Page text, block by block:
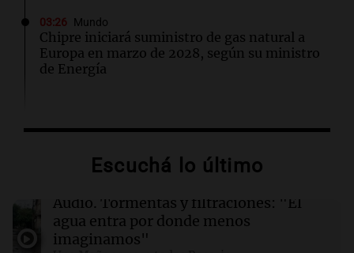
03:26 Mundo
Chipre iniciará suministro de gas natural a
Europa en marzo de 2028, según su ministro
de Energía
Más de 1.300 vuelos cancelados en Shanghái
02:03 Tecnología
Airbnb acelera el lanzamiento de funciones
gracias a la inteligencia artificial en su
búsqueda
Escuchá lo último
Audio. Tormentas y filtraciones: "El
agua entra por donde menos
imaginamos"